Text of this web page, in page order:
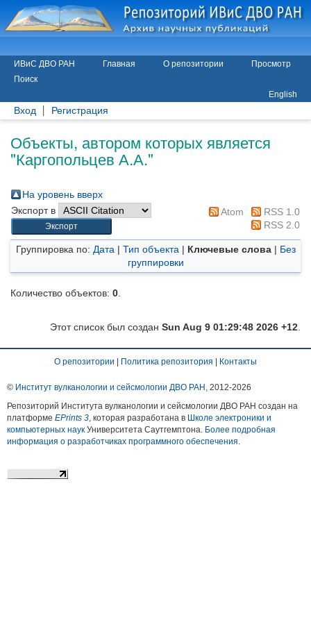
ИВиС ДВО РАН Главная О репозитории
Просмотр
Поиск
English
Вход Регистрация
Объекты, автором которых является
"Каргопольцев А.А."
На уровень вверх
Экспорт в
Atom
RSS 1.0
RSS 2.0
Группировка по: Дата | Тип объекта | Ключевые слова| Без
группировки
Количество объектов: 0
Этот список был создан Sun Aug 9 01:29:48 2026 +12
О репозитории Политика репозитория Контакты
© Институт вулканологии и сейсмологии ДВО РАН , 2012-2026
Репозиторий Института вулканологии и сейсмологии ДВО РАН создан на
платформе EPrints 3, которая разработана в Школе электроники и
компьютерных наук Университета Саутгемптона. Более подробная
информация о разработчиках программного обеспечения.